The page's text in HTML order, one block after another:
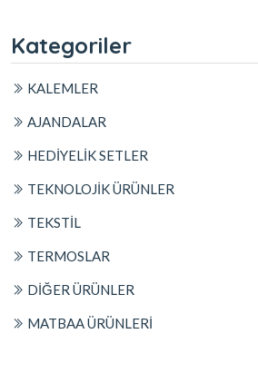
Kategoriler
KALEMLER
AJANDALAR
HEDİYELİK SETLER
TEKNOLOJİK ÜRÜNLER
TEKSTİL
TERMOSLAR
DİĞER ÜRÜNLER
MATBAA ÜRÜNLERİ